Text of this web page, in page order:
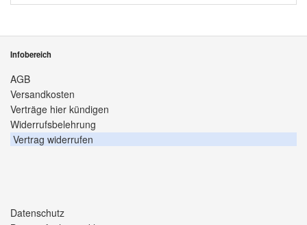
Infobereich
AGB
Versandkosten
Verträge hier kündigen
Widerrufsbelehrung
Vertrag widerrufen
Datenschutz